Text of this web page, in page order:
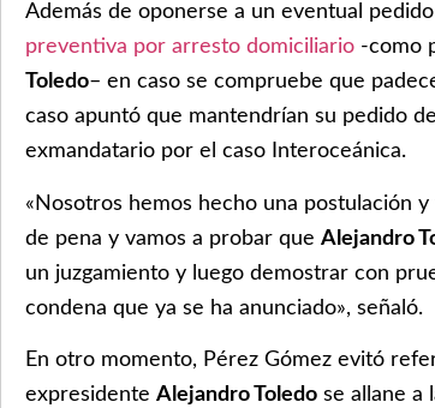
Además de oponerse a un eventual
preventiva por arresto domiciliario -como
Toledo– en caso se compruebe que
caso apuntó que mantendrían su pedido
exmandatario por el caso Interoceánica.
«Nosotros hemos hecho una postulación
de pena y vamos a probar que Alejandro
un juzgamiento y luego demostrar con
condena que ya se ha anunciado», señaló.
En otro momento, Pérez Gómez evitó
expresidente Alejandro Toledo se allane a